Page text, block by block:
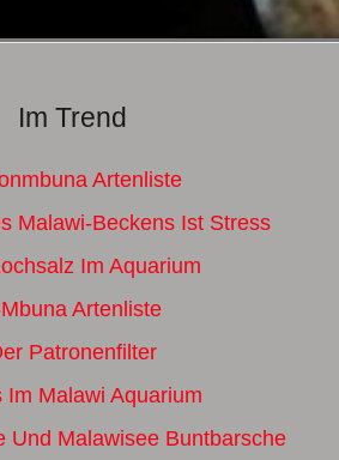
Im Trend
Artenliste
Malawi-Beckens Ist Stress
Im Aquarium
Artenliste
Patronenfilter
Im Malawi Aquarium
Und Malawisee Buntbarsche